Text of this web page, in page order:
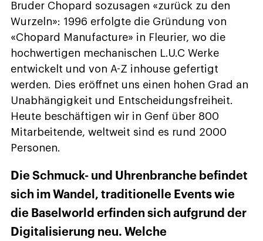
Bruder Chopard sozusagen «zurück zu den
Wurzeln»: 1996 erfolgte die Gründung von
«Chopard Manufacture» in Fleurier, wo die
hochwertigen mechanischen L.U.C Werke
entwickelt und von A-Z inhouse gefertigt
werden. Dies eröffnet uns einen hohen Grad an
Unabhängigkeit und Entscheidungsfreiheit.
Heute beschäftigen wir in Genf über 800
Mitarbeitende, weltweit sind es rund 2000
Personen.
Die Schmuck- und Uhrenbranche befindet
sich im Wandel, traditionelle Events wie
die Baselworld erfinden sich aufgrund der
Digitalisierung neu. Welche